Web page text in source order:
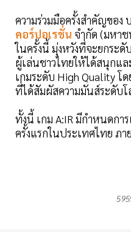
ความร่วมมือครั้งสำคัญของ
คอร์ปอเรชั่น จำกัด (มหา
ในครั้งนี้ มุ่งหวังที่จะยกระ
ผู้เล่นชาวไทยให้ได้สนุกแ
เกมระดับ High Quality โ
ที่ได้สัมผัสความมันส์ระดับโ
ทั้งนี้ เกม A:IR มีกำหนดกา
ครั้งแรกในประเทศไทย ภ